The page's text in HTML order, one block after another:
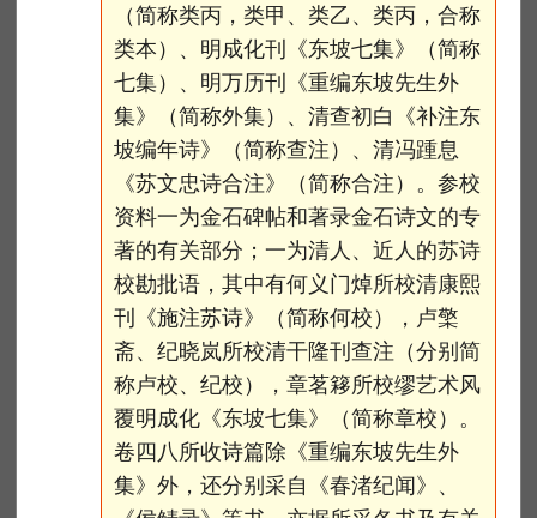
（简称类丙，类甲、类乙、类丙，合称
类本）、明成化刊《东坡七集》（简称
七集）、明万历刊《重编东坡先生外
集》（简称外集）、清查初白《补注东
坡编年诗》（简称查注）、清冯踵息
《苏文忠诗合注》（简称合注）。参校
资料一为金石碑帖和著录金石诗文的专
著的有关部分；一为清人、近人的苏诗
校勘批语，其中有何义门焯所校清康熙
刊《施注苏诗》（简称何校），卢檠
斋、纪晓岚所校清干隆刊查注（分别简
称卢校、纪校），章茗簃所校缪艺术风
覆明成化《东坡七集》（简称章校）。
卷四八所收诗篇除《重编东坡先生外
集》外，还分别采自《春渚纪闻》、